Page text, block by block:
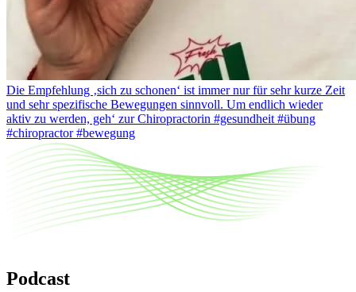
Die Empfehlung ‚sich zu schonen‘ ist immer nur für sehr kurze Zeit
und sehr spezifische Bewegungen sinnvoll. Um endlich wieder
aktiv zu werden, geh‘ zur Chiropractorin #gesundheit #übung
#chiropractor #bewegung
Podcast